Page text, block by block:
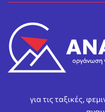
για τις ταξικές,